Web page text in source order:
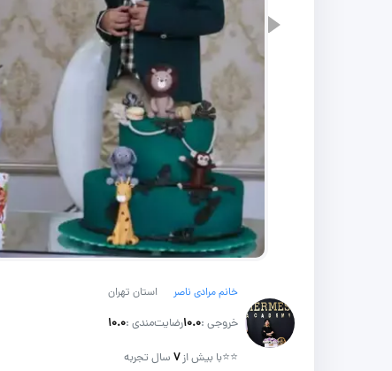
خانم مرادی ناصر استان تهران
خروجی :۱۰.۰رضایت‌مندی :۱۰.۰
⭐⭐با بیش از۷سال تجربه